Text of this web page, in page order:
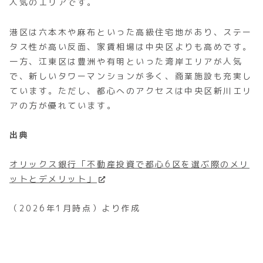
人気のエリアです。
港区は六本木や麻布といった高級住宅地があり、ステー
タス性が高い反面、家賃相場は中央区よりも高めです。
一方、江東区は豊洲や有明といった湾岸エリアが人気
で、新しいタワーマンションが多く、商業施設も充実し
ています。ただし、都心へのアクセスは中央区新川エリ
アの方が優れています。
出典
オリックス銀行「不動産投資で都心6区を選ぶ際のメリ
ットとデメリット」
（2026年1月時点）より作成